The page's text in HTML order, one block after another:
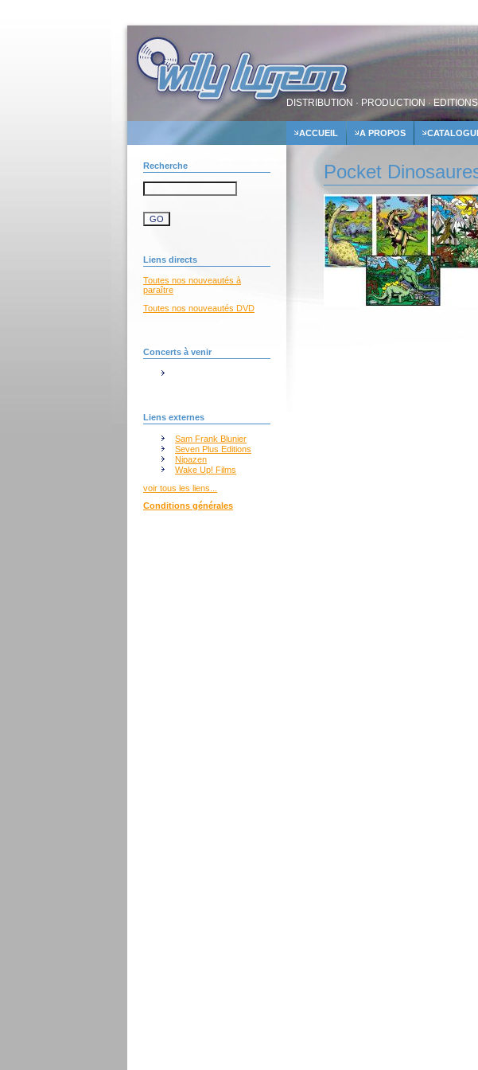
DISTRIBUTION · PRODUCTION · EDITIONS
ACCUEIL A PROPOS
Recherche
Liens directs
Toutes nos nouveautés à
paraître
Toutes nos nouveautés DVD
Concerts à venir
Liens externes
Sam Frank Blunier
Seven Plus Editions
Nipazen
Wake Up! Films
voir tous les liens...
Conditions générales
Pocket